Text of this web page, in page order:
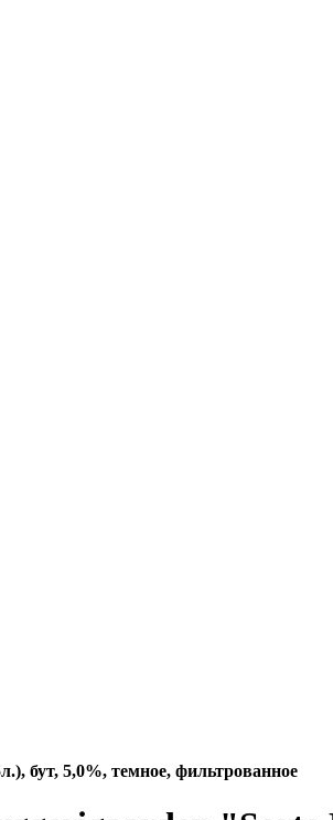
5,0%, темное, фильтрованное